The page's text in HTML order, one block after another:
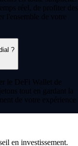
réel, de profiter des
l'ensemble de votre
?
le DeFi Wallet de
tout en gardant la
de votre expérience
en investissement.